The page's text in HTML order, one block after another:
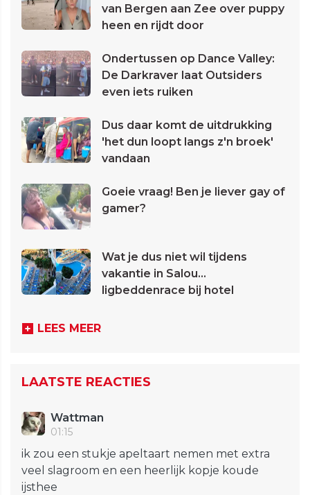
van Bergen aan Zee over puppy
heen en rijdt door
Ondertussen op Dance Valley:
De Darkraver laat Outsiders
even iets ruiken
Dus daar komt de uitdrukking
'het dun loopt langs z'n broek'
vandaan
Goeie vraag! Ben je liever gay of
gamer?
Wat je dus niet wil tijdens
vakantie in Salou...
ligbeddenrace bij hotel
LEES MEER
LAATSTE REACTIES
Wattman
01:15
ik zou een stukje apeltaart nemen met extra
veel slagroom en een heerlijk kopje koude
ijsthee